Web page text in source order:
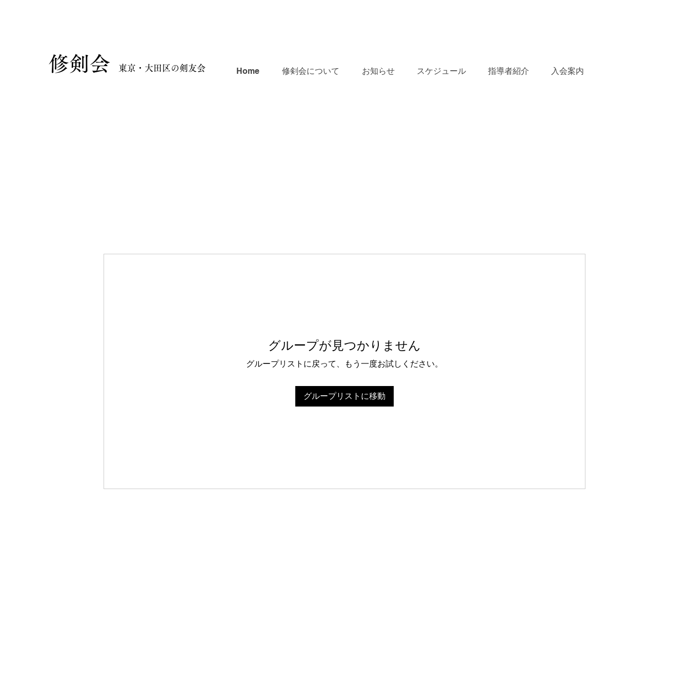
​修剣会 東京・大田区の剣友会 Home 修剣会について お知らせ スケジュール 指導者紹介 入会案内
グループが見つかりません
グループリストに戻って、もう一度お試しください。
グループリストに移動